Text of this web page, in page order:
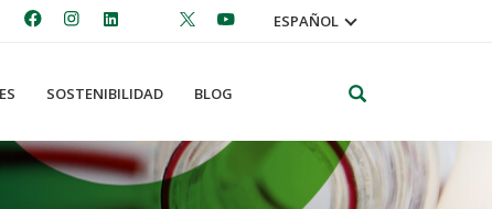
ESPAÑOL
SOSTENIBILIDAD BLOG